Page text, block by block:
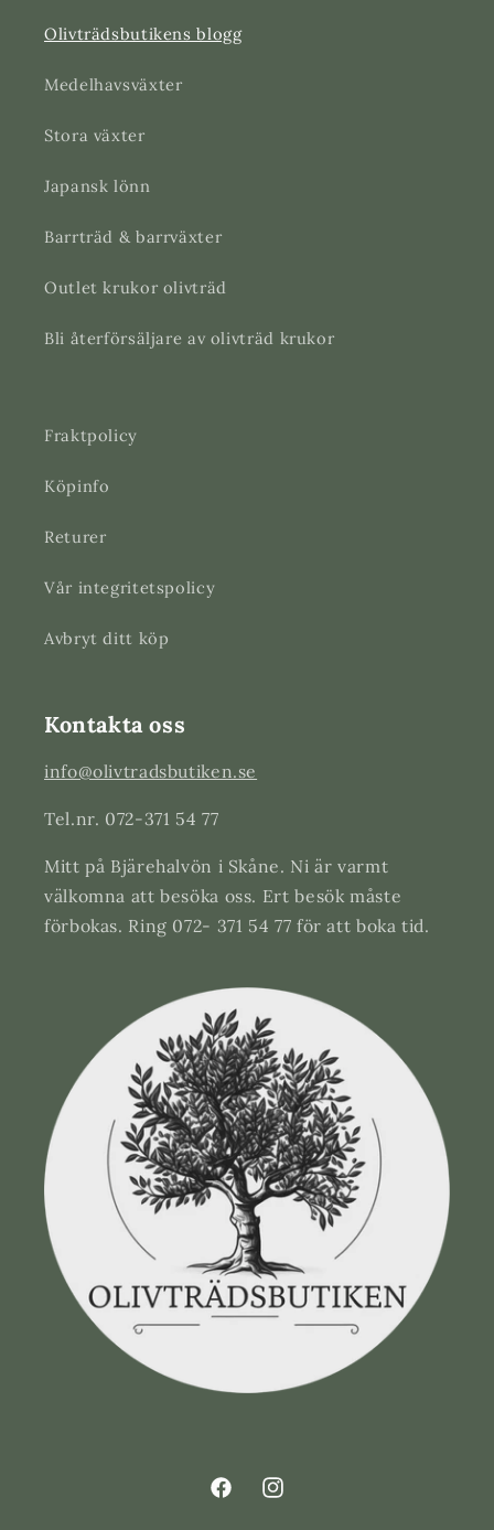
Olivträdsbutikens blogg
Medelhavsväxter
Stora växter
Japansk lönn
Barrträd & barrväxter
Outlet krukor olivträd
Bli återförsäljare av olivträd krukor
Fraktpolicy
Köpinfo
Returer
Vår integritetspolicy
Avbryt ditt köp
Kontakta oss
info@olivtradsbutiken.se
Tel.nr. 072-371 54 77
Mitt på Bjärehalvön i Skåne. Ni är varmt
välkomna att besöka oss. Ert besök måste
förbokas. Ring 072- 371 54 77 för att boka tid.
FacebookInstagram